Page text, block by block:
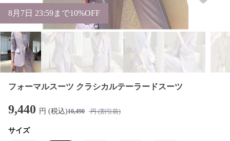
8月 7日 23:59まで10%OFF
フォーマルスーツ クラシカルテーラードスーツ
9,440 円 (税込)10,490 円 (割引前)
サイズ